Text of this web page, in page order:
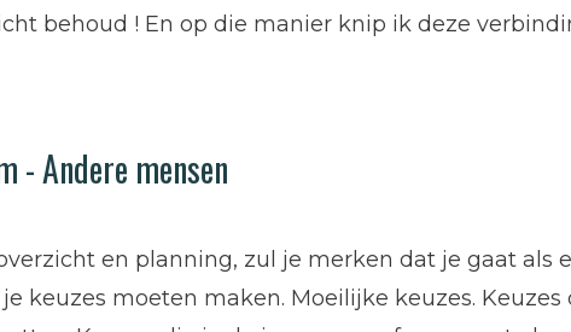
behoud ! En op die manier knip ik deze
- Andere mensen
en planning, zul je merken dat je gaat als
keuzes moeten maken. Moeilijke keuzes.